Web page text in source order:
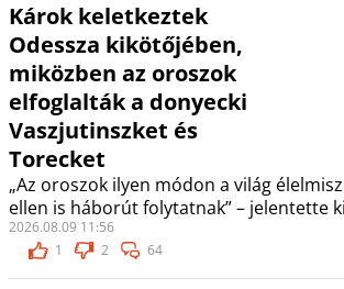
Károk keletkeztek
Odessza kikötőjében,
miközben az oroszok
elfoglalták a donyecki
Vaszjutinszket és
Torecket
„Az oroszok ilyen módon a világ
ellen is háborút folytatnak” – jelentette
2026.08.09 11:56
1
2 64